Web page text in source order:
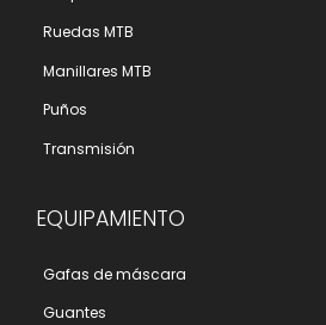
Ruedas MTB
Manillares MTB
Puños
Transmisión
EQUIPAMIENTO
Gafas de máscara
Guantes